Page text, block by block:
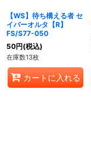
【WS】待ち構える者 セ
イバーオルタ【R】
FS/S77-050
50円(税込)
在庫数13枚
カートに入れる